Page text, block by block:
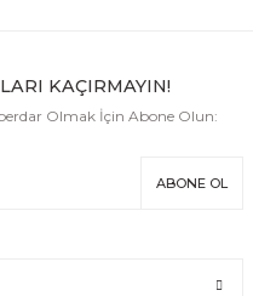
KAÇIRMAYIN!
Olmak İçin Abone Olun:
ABONE OL